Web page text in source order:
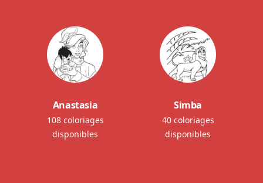
Anastasia
108 coloriages
disponibles
Simba
40 coloriages
disponibles